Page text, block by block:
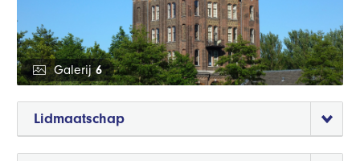
Galerij6
Lidmaatschap